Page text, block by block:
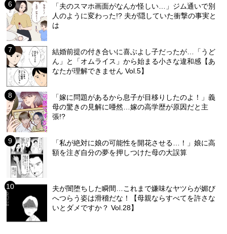
「夫のスマホ画面がなんか怪しい…」ジム通いで別
人のように変わった!? 夫が隠していた衝撃の事実と
は
結婚前提の付き合いに喜ぶよし子だったが…「うど
ん」と「オムライス」から始まる小さな違和感【あ
なたが理解できません Vol.5】
「嫁に問題があるから息子が目移りしたのよ！」義
母の驚きの見解に唖然…嫁の高学歴が原因だと主
張!?
「私が絶対に娘の可能性を開花させる…！」娘に高
額を注ぎ自分の夢を押しつけた母の大誤算
夫が闇堕ちした瞬間…これまで嫌味なヤツらが媚び
へつらう姿は滑稽だな！【母親ならすべてを許さな
いとダメですか？ Vol.28】